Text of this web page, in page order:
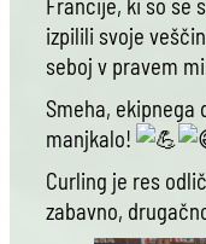
Francije, ki so se
izpilili svoje
seboj v pravem
Smeha, ekipnega
manjkalo!
Curling je res
zabavno,